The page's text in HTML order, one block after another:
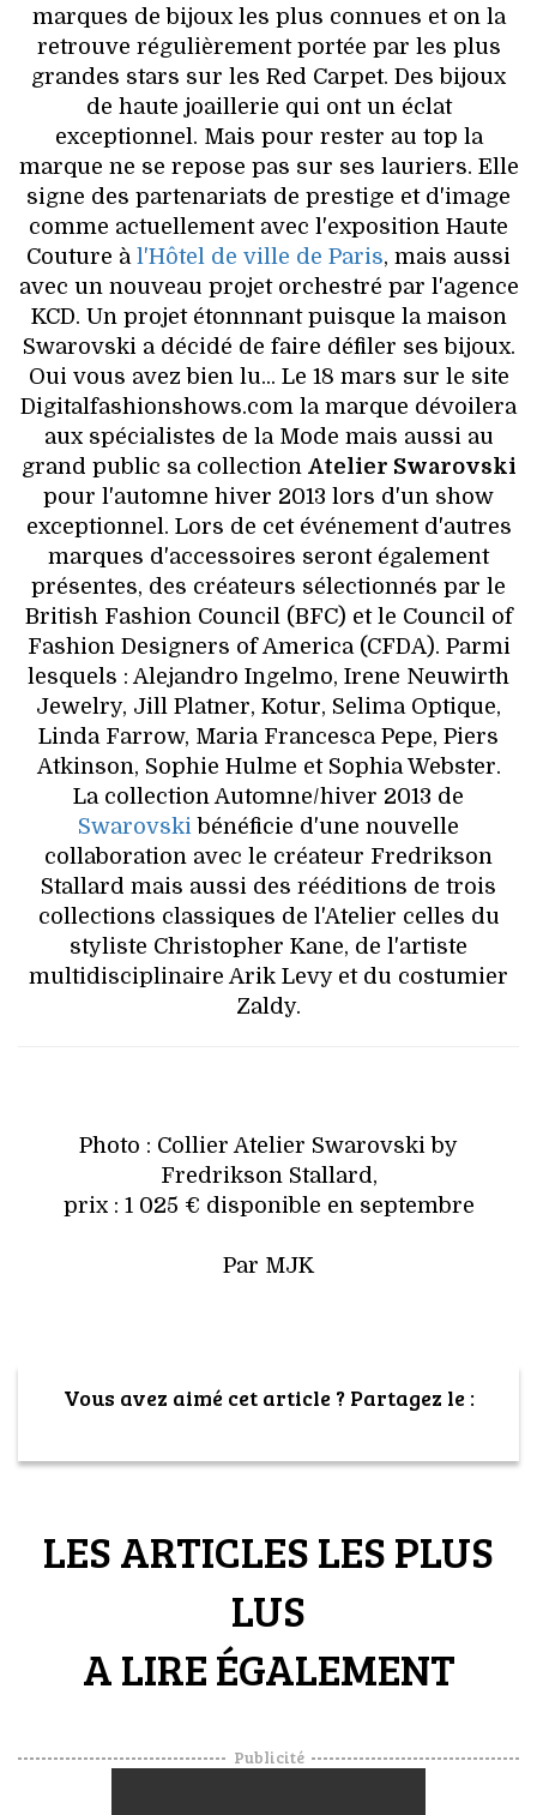
JEUNES CRÉATEURS
HISTOIRE DES MARQUES
DÉCO
VOYAGES & LOISIRS
marques de bijoux les plus connues et on la
retrouve régulièrement portée par les plus
grandes stars sur les Red Carpet. Des bijoux
de haute joaillerie qui ont un éclat
exceptionnel. Mais pour rester au top la
marque ne se repose pas sur ses lauriers. Elle
signe des partenariats de prestige et d'image
comme actuellement avec l'exposition Haute
Couture à l'Hôtel de ville de Paris, mais aussi
avec un nouveau projet orchestré par l'agence
KCD. Un projet étonnnant puisque la maison
Swarovski a décidé de faire défiler ses bijoux.
Oui vous avez bien lu... Le 18 mars sur le site
Digitalfashionshows.com la marque dévoilera
aux spécialistes de la Mode mais aussi au
grand public sa collection Atelier Swarovski
pour l'automne hiver 2013 lors d'un show
exceptionnel. Lors de cet événement d'autres
marques d'accessoires seront également
présentes, des créateurs sélectionnés par le
British Fashion Council (BFC) et le Council of
Fashion Designers of America (CFDA). Parmi
lesquels : Alejandro Ingelmo, Irene Neuwirth
Jewelry, Jill Platner, Kotur, Selima Optique,
Linda Farrow, Maria Francesca Pepe, Piers
Atkinson, Sophie Hulme et Sophia Webster.
La collection Automne/hiver 2013 de
Swarovski bénéficie d'une nouvelle
collaboration avec le créateur Fredrikson
Stallard mais aussi des rééditions de trois
collections classiques de l'Atelier celles du
styliste Christopher Kane, de l'artiste
multidisciplinaire Arik Levy et du costumier
Zaldy.
Photo : Collier Atelier Swarovski by
Fredrikson Stallard,
prix : 1 025 € disponible en septembre
Par MJK
Vous avez aimé cet article ? Partagez le :
LES ARTICLES LES PLUS
LUS
A LIRE ÉGALEMENT
Publicité